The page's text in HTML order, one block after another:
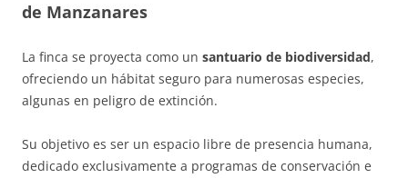
de Manzanares
La finca se proyecta como un santuario de biodiversidad,
ofreciendo un hábitat seguro para numerosas especies,
algunas en peligro de extinción.
Su objetivo es ser un espacio libre de presencia humana,
dedicado exclusivamente a programas de conservación e